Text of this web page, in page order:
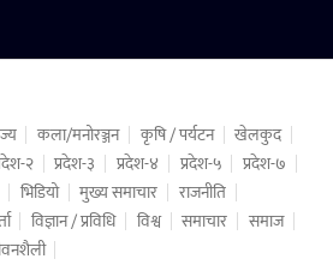
कला/मनोरञ्जन कृषि / पर्यटन
खेलकुद
२ प्रदेश-३ प्रदेश-४ प्रदेश-५
प्रदेश-७
भिडियो मुख्य समाचार
राजनीति
विज्ञान / प्रविधि विश्व समाचार
समाज